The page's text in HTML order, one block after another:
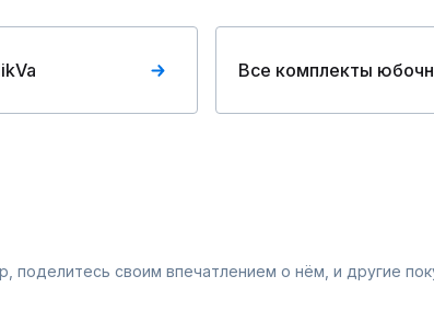
Все комплекты
поделитесь своим впечатлением о нём, и другие